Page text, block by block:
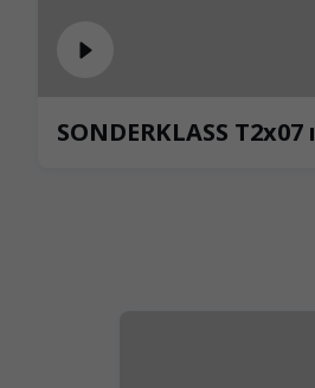
SONDERKLASS